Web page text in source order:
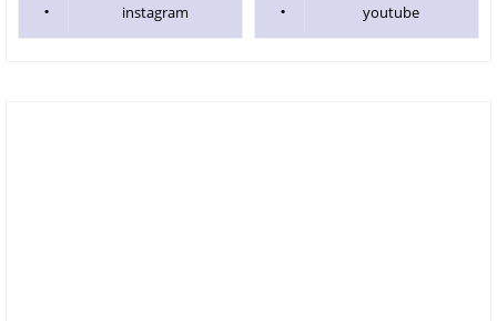
instagram youtube